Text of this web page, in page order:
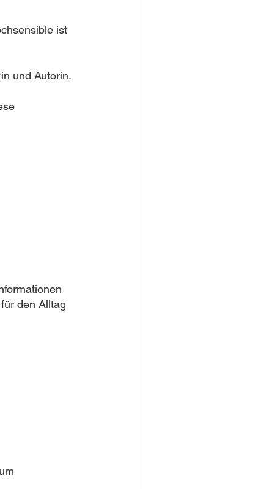
ist
und Autorin.
den Alltag